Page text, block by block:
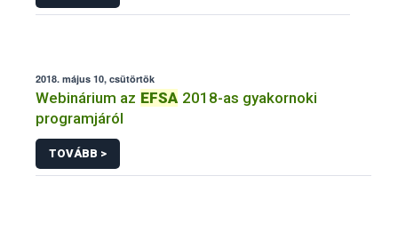
2018. május 10, csütörtök
Webinárium az EFSA 2018-as gyakornoki
programjáról
TOVÁBB >